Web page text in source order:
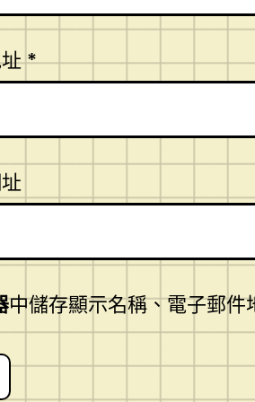
*
中儲存顯示名稱、電子郵